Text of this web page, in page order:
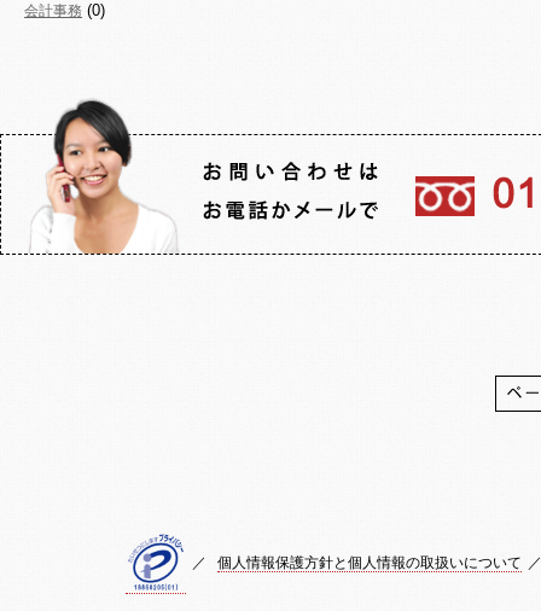
会計事務 (0)
／ 個人情報保護方針と個人情報の取扱いについて ／